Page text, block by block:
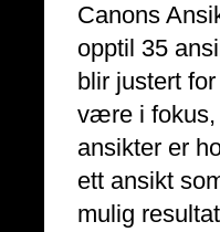
Canons
opptil 35
blir justert
være i fokus,
ansikter er
ett ansikt
mulig